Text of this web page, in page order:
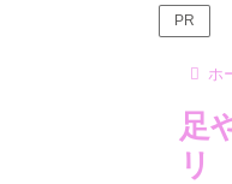
PR
ホ
足
リ